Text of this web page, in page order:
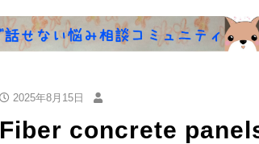
2025年8月15日
Fiber concrete